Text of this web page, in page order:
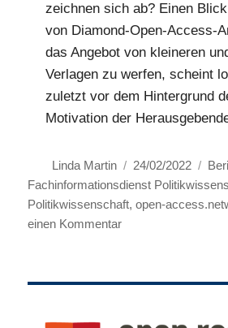
zeichnen sich ab? Einen
von Diamond-Open-Access-
das Angebot von kleineren
Verlagen zu werfen, scheint
zuletzt vor dem Hintergrund
Motivation der
Autor
Linda Martin
Veröffentlicht
am
24/02/2022
Fachinformationsdienst
Politikwissenschaft,open-
einen Kommentarzu
mehr